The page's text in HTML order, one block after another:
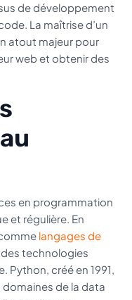
de développement
La maîtrise d’un
atout majeur pour
web et obtenir des
en programmation
et régulière. En
langages de
technologies
Python, créé en 1991,
domaines de la data